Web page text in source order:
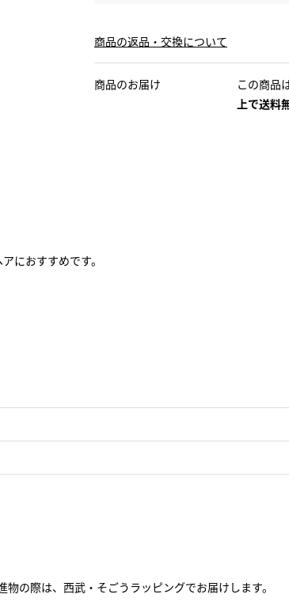
商品の返品・交換について
商品のお届け この商品
上で送料
におすすめです。
物の際は、西武・そごうラッピングでお届けします。